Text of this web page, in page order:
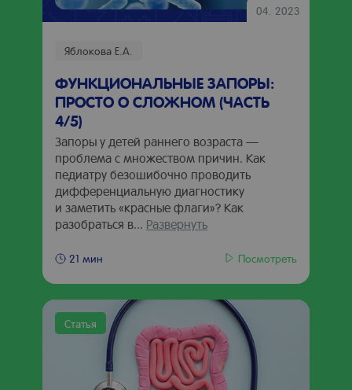
04. 2023
Яблокова Е.А.
ФУНКЦИОНАЛЬНЫЕ ЗАПОРЫ:
ПРОСТО О СЛОЖНОМ (ЧАСТЬ
4/5)
Запоры у детей раннего возраста —
проблема с множеством причин. Как
педиатру безошибочно проводить
дифференциальную диагностику
и заметить «красные флаги»? Как
разобраться в... Развернуть
21 мин Посмотреть
Статья